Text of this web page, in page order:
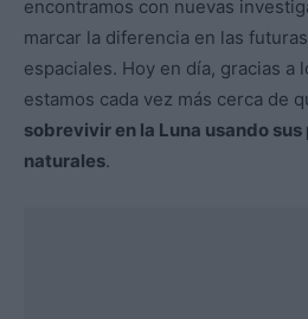
encontramos con nuevas
marcar la diferencia en las
espaciales. Hoy en día, gracias a
estamos cada vez más cerca de
sobrevivir en la Luna usando
naturales.